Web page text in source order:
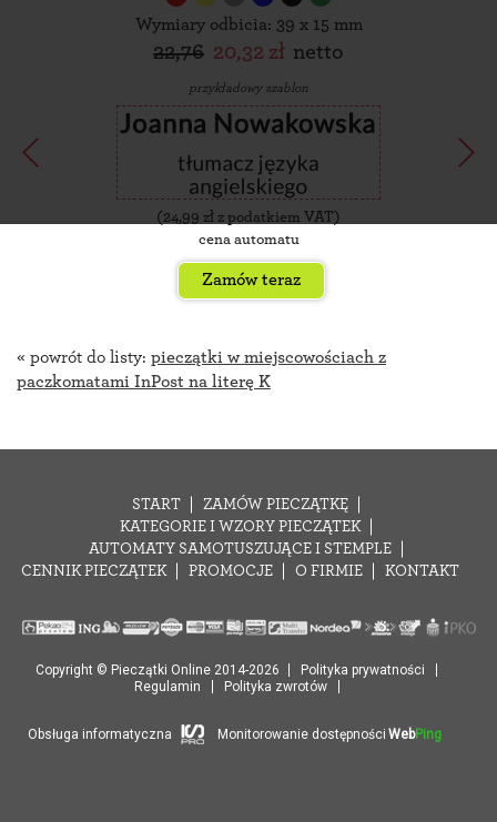
Wymiary odbicia: 39 x 15 mm
22,76 20,32 zł netto
przykładowy szablon
( 24,99 zł z podatkiem VAT)
cena automatu
Zamów teraz
« powrót do listy: pieczątki w miejscowościach z
paczkomatami InPost na literę K
START
ZAMÓW PIECZĄTKĘ
KATEGORIE I WZORY PIECZĄTEK
AUTOMATY SAMOTUSZUJĄCE I STEMPLE
CENNIK PIECZĄTEK
PROMOCJE O FIRMIE KONTAKT
Copyright © Pieczątki Online 2014-2026
Polityka prywatności
Regulamin
Polityka zwrotów
Obsługa informatyczna Monitorowanie dostępności WebPing